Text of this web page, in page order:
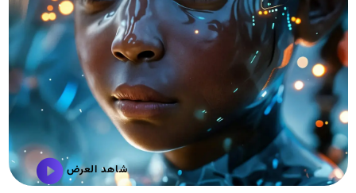
شاهد العرض